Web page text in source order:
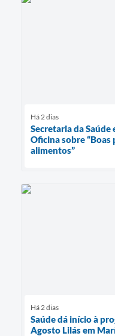
Há 2 dias
Secretaria da Saúde
Oficina sobre
alimentos”
Há 2 dias
Saúde dá início à
Agosto Lilás em